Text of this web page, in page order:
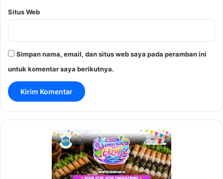
Situs Web
Simpan nama, email, dan situs web saya pada peramban ini
untuk komentar saya berikutnya.